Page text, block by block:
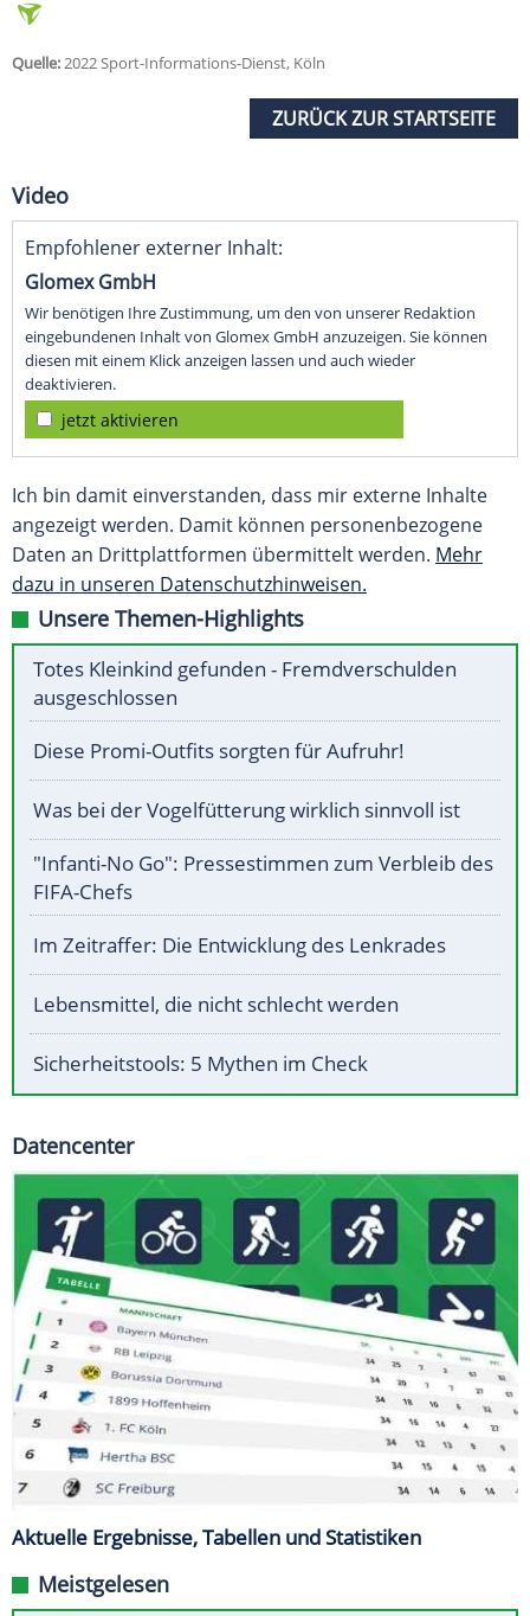
Quelle:2022 Sport-Informations-Dienst, Köln
ZURÜCK ZUR STARTSEITE
Video
Empfohlener externer Inhalt:
Glomex GmbH
Wir benötigen Ihre Zustimmung, um den von unserer Redaktion
eingebundenen Inhalt von Glomex GmbH anzuzeigen. Sie können
diesen mit einem Klick anzeigen lassen und auch wieder
deaktivieren.
jetzt aktivieren
Ich bin damit einverstanden, dass mir externe Inhalte
angezeigt werden. Damit können personenbezogene
Daten an Drittplattformen übermittelt werden. Mehr
dazu in unseren Datenschutzhinweisen.
Unsere Themen-Highlights
Totes Kleinkind gefunden - Fremdverschulden
ausgeschlossen
Diese Promi-Outfits sorgten für Aufruhr!
Was bei der Vogelfütterung wirklich sinnvoll ist
"Infanti-No Go": Pressestimmen zum Verbleib des
FIFA-Chefs
Im Zeitraffer: Die Entwicklung des Lenkrades
Lebensmittel, die nicht schlecht werden
Sicherheitstools: 5 Mythen im Check
Datencenter
Aktuelle Ergebnisse, Tabellen und Statistiken
Meistgelesen